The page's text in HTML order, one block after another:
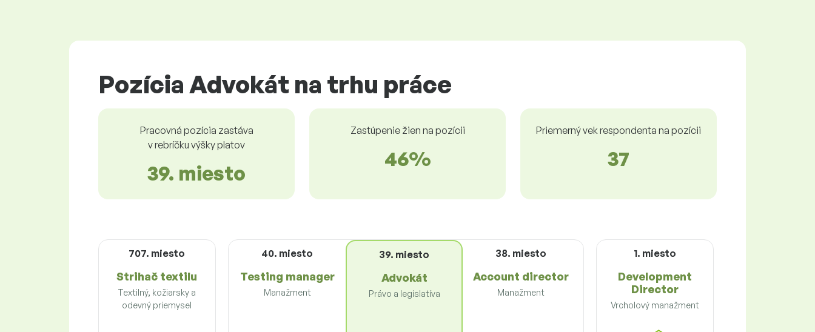
Pozícia Advokát na trhu práce
Pracovná pozícia zastáva
v rebríčku výšky platov
39. miesto
Zastúpenie žien na pozícii
46%
Priemerný vek respondenta na pozícii
37
707. miesto
Strihač textilu
Textilný, kožiarsky a
odevný priemysel
40. miesto
Testing manager
Manažment
39. miesto
Advokát
Právo a legislatíva
38. miesto
Account director
Manažment
1. miesto
Development
Director
Vrcholový manažment